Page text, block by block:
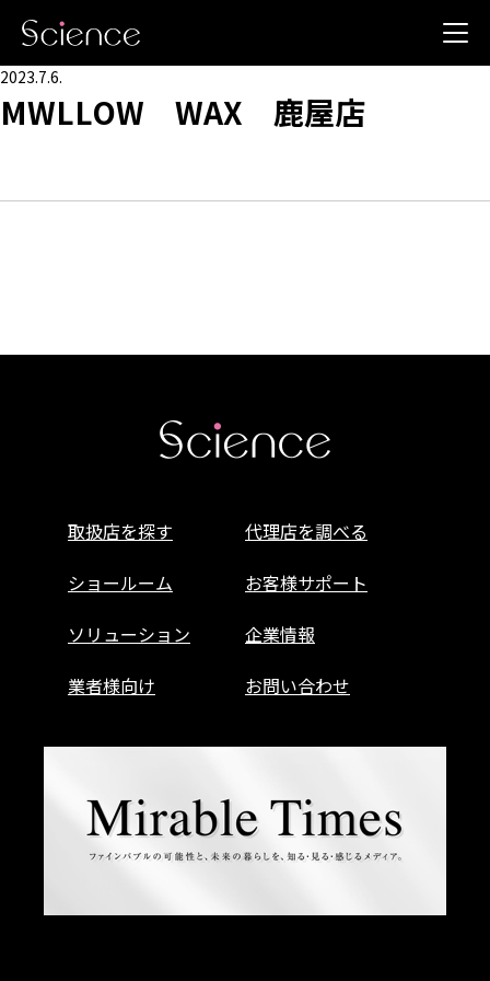
2023.7.6.
MWLLOW WAX 鹿屋店
取扱店を探す
代理店を調べる
ショールーム
お客様サポート
ソリューション
企業情報
業者様向け
お問い合わせ